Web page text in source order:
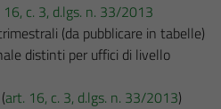
c. 3, d.lgs. n. 33/2013
(da pubblicare in tabelle)
distinti per uffici di livello
art. 16, c. 3, d.lgs. n. 33/2013)